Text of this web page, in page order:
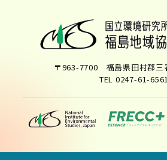
〒963-7700 福島県田村郡三
TEL 0247-61-6561